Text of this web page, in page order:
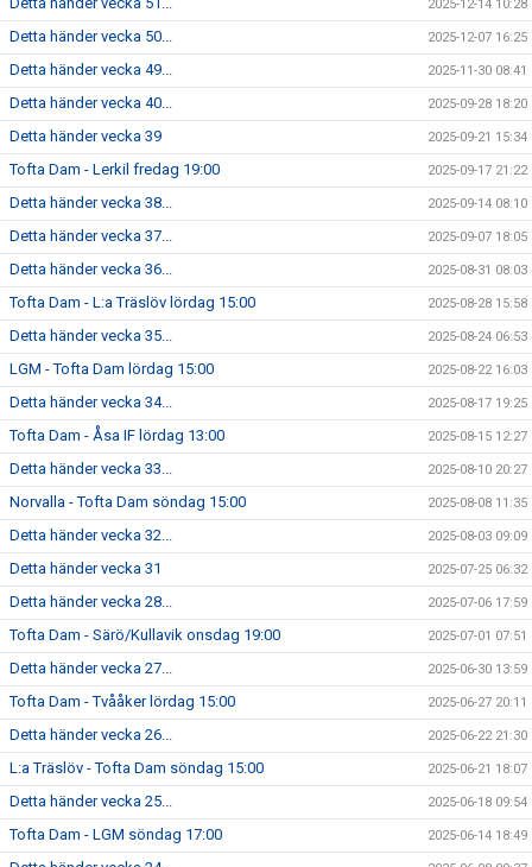
2025-12-14 10:28
Detta händer vecka 50... 2025-12-07 16:25
Detta händer vecka 49... 2025-11-30 08:41
Detta händer vecka 40... 2025-09-28 18:20
Detta händer vecka 39 2025-09-21 15:34
Tofta Dam - Lerkil fredag 19:00 2025-09-17 21:22
Detta händer vecka 38... 2025-09-14 08:10
Detta händer vecka 37... 2025-09-07 18:05
Detta händer vecka 36... 2025-08-31 08:03
Tofta Dam - L:a Träslöv lördag 15:00 2025-08-28 15:58
Detta händer vecka 35... 2025-08-24 06:53
LGM - Tofta Dam lördag 15:00 2025-08-22 16:03
Detta händer vecka 34... 2025-08-17 19:25
Tofta Dam - Åsa IF lördag 13:00 2025-08-15 12:27
Detta händer vecka 33... 2025-08-10 20:27
Norvalla - Tofta Dam söndag 15:00 2025-08-08 11:35
Detta händer vecka 32... 2025-08-03 09:09
Detta händer vecka 31 2025-07-25 06:32
Detta händer vecka 28... 2025-07-06 17:59
Tofta Dam - Särö/Kullavik onsdag 19:00 2025-07-01 07:51
Detta händer vecka 27... 2025-06-30 13:59
Tofta Dam - Tvååker lördag 15:00 2025-06-27 20:11
Detta händer vecka 26... 2025-06-22 21:30
L:a Träslöv - Tofta Dam söndag 15:00 2025-06-21 18:07
Detta händer vecka 25... 2025-06-18 09:54
Tofta Dam - LGM söndag 17:00 2025-06-14 18:49